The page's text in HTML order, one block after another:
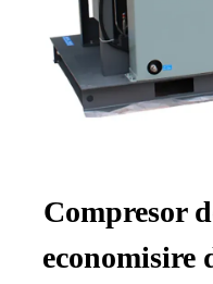
Compresor
economisire